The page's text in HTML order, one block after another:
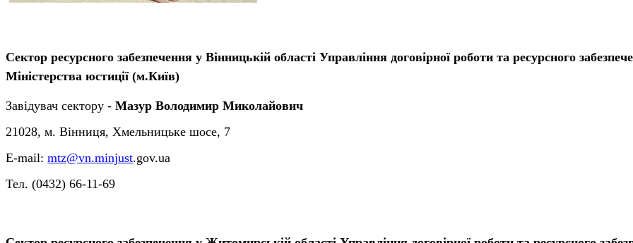
Сектор ресурсного забезпечення у Вінницькій області Управління договірної роботи та ресурсного
Міністерства юстиції (м.Київ)
Завідувач сектору - Мазур Володимир Миколайович
21028, м. Вінниця, Хмельницьке шосе, 7
E-mail: mtz@vn.minjust.gov.ua
Тел. (0432) 66-11-69